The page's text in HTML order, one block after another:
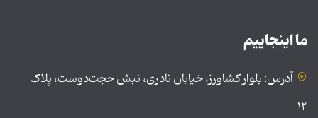
ما اینجاییم
آدرس: بلوار کشاورز، خیابان نادری، نبش حجت‌دوست، پلاک
۱۲